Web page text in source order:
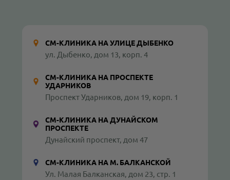
СМ-КЛИНИКА НА УЛИЦЕ ДЫБЕНКО
ул. Дыбенко, дом 13, корп. 4
СМ-КЛИНИКА НА ПРОСПЕКТЕ
УДАРНИКОВ
Проспект Ударников, дом 19, корп. 1
СМ-КЛИНИКА НА ДУНАЙСКОМ
ПРОСПЕКТЕ
Дунайский проспект, дом 47
СМ-КЛИНИКА НА М. БАЛКАНСКОЙ
Ул. Малая Балканская, дом 23, стр. 1